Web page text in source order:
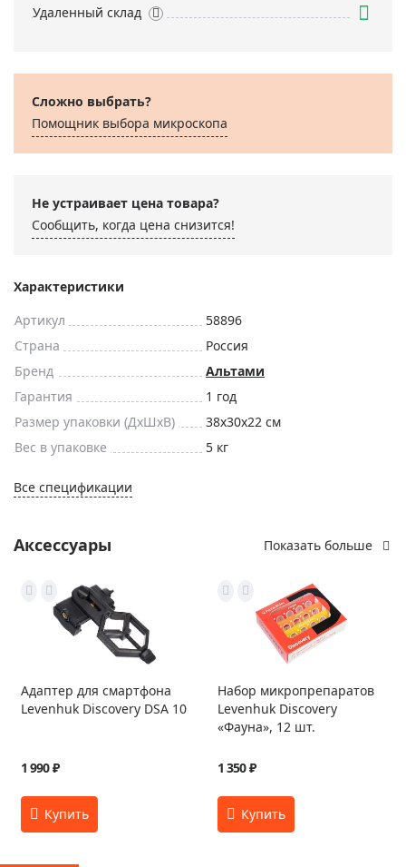
Удаленный склад
Сложно выбрать?
Помощник выбора микроскoпа
Не устраивает цена товара?
Сообщить, когда цена снизится!
Характеристики
Артикул
58896
Страна
Россия
Бренд
Альтами
Гарантия
1 год
Размер упаковки (ДxШxВ)
38x30x22 см
Вес в упаковке
5 кг
Все спецификации
Аксессуары Показать больше
Адаптер для смартфона
Levenhuk Discovery DSA 10
1 990 ₽
Набор микропрепаратов
Levenhuk Discovery
«Фауна», 12 шт.
1 350 ₽